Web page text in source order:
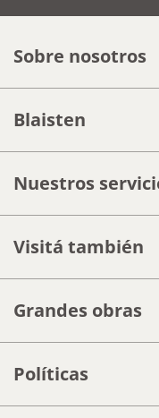
Sobre nosotros
Blaisten
Nuestros
Visitá también
Grandes obras
Políticas